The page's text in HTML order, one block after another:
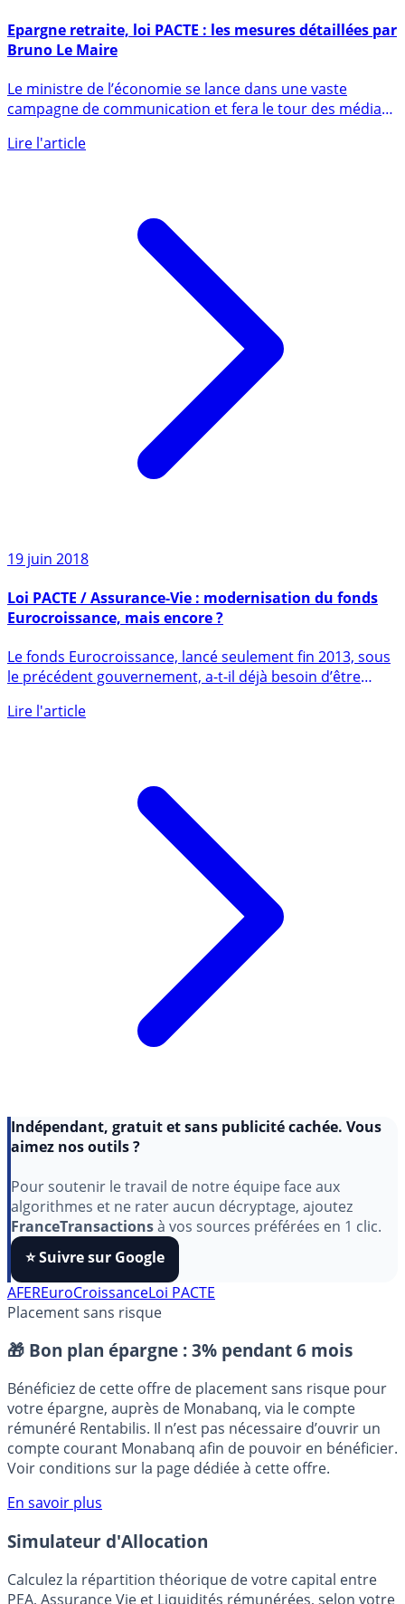
3 mai 2018
Bruno Le Maire
campagne de communication et fera le tour des médias
19 juin 2018
Eurocroissance, mais encore ?
le précédent gouvernement, a-t-il déjà besoin d’être
aimez nos outils ?
Pour soutenir le travail de notre équipe face aux
algorithmes et ne rater aucun décryptage, ajoutez
FranceTransactionsà vos sources préférées en 1 clic.
⭐️ Suivre sur Google
Placement sans risque
🎁 Bon plan épargne : 3% pendant 6 mois
Bénéficiez de cette offre de placement sans risque pour
votre épargne, auprès de Monabanq, via le compte
rémunéré Rentabilis. Il n’est pas nécessaire d’ouvrir un
Voir conditions sur la page dédiée à cette offre.
En savoir plus
Simulateur d'Allocation